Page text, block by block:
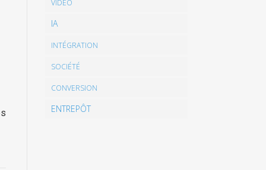
VIDÉO
IA
INTÉGRATION
SOCIÉTÉ
CONVERSION
ENTREPÔT